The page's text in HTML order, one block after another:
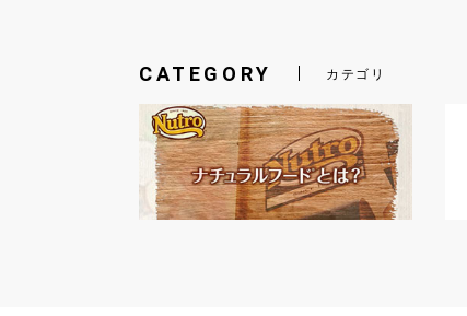
CATEGORY カテゴリ